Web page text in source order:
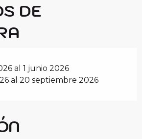
DE
al 1 junio 2026
al 20 septiembre 2026